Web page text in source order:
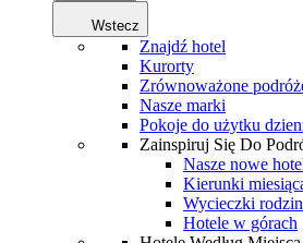
Wstecz
Znajdź hotel
Kurorty
Zrównoważone
Nasze marki
Pokoje do użytku
Zainspiruj Się Do
Nasze nowe
Kierunki
Wycieczki
Hotele w górach